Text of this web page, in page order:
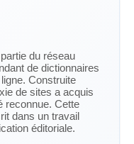
du réseau
de dictionnaires
Construite
de sites a acquis
reconnue. Cette
dans un travail
éditoriale.